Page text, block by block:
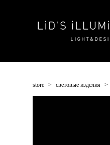
store > световые изделия >